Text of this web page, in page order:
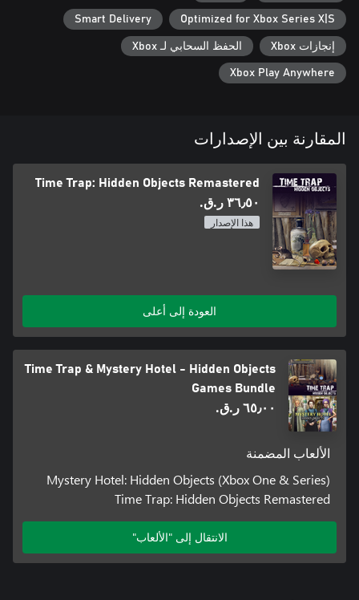
Optimized for Xbox Series X|S
Smart Delivery
إنجازات Xbox الحفظ السحابي لـ Xbox
Xbox Play Anywhere
المقارنة بين الإصدارات
Time Trap: Hidden Objects Remastered
٣٦٫٥٠ ر.ق.‏
هذا الإصدار
العودة إلى أعلى
Time Trap & Mystery Hotel - Hidden Objects
Games Bundle
٦٥٫٠٠ ر.ق.‏
الألعاب المضمنة
Mystery Hotel: Hidden Objects (Xbox One & Series)
Time Trap: Hidden Objects Remastered
الانتقال إلى "الألعاب"